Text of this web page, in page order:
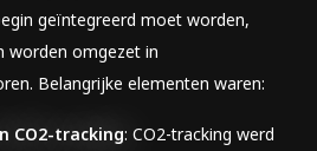
geïntegreerd moet worden,
worden omgezet in
Belangrijke elementen waren:
CO2-tracking: CO2-tracking werd